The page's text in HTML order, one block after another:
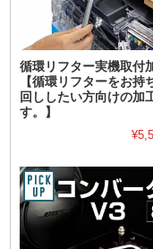
循環リフター実機取付
【循環リフターをお持
回ししたい方向けの加
す。】